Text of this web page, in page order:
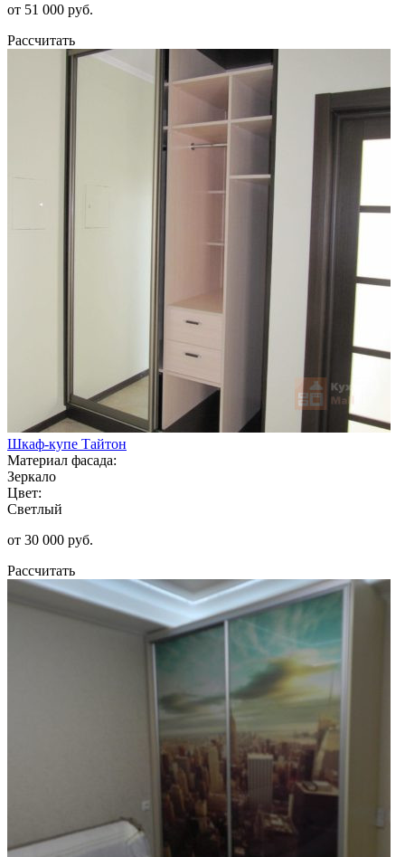
от 51 000 руб.
Рассчитать
Шкаф-купе Тайтон
Материал фасада:
Зеркало
Цвет:
Светлый
от 30 000 руб.
Рассчитать